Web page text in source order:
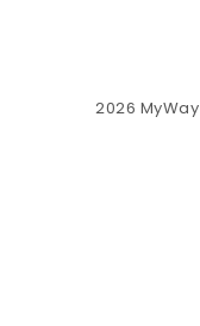
2026 MyWay